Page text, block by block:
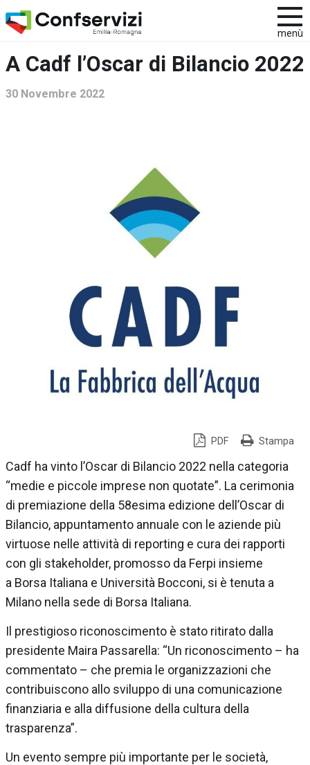
menù
A Cadf l’Oscar di Bilancio 2022
30 Novembre 2022
PDF Stampa
Cadf ha vinto l’Oscar di Bilancio 2022 nella categoria
“medie e piccole imprese non quotate”. La cerimonia
di premiazione della 58esima edizione dell’Oscar di
Bilancio, appuntamento annuale con le aziende più
virtuose nelle attività di reporting e cura dei rapporti
con gli stakeholder, promosso da Ferpi insieme
a Borsa Italiana e Università Bocconi, si è tenuta a
Milano nella sede di Borsa Italiana.
Il prestigioso riconoscimento è stato ritirato dalla
presidente Maira Passarella: “Un riconoscimento – ha
commentato – che premia le organizzazioni che
contribuiscono allo sviluppo di una comunicazione
finanziaria e alla diffusione della cultura della
trasparenza”.
Un evento sempre più importante per le società,